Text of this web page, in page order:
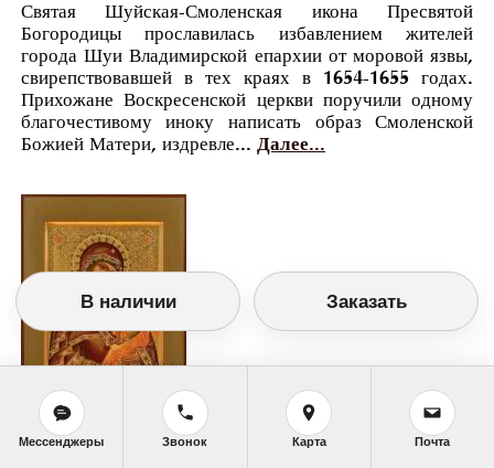
Святая Шуйская-Смоленская икона Пресвятой
Богородицы прославилась избавлением жителей
города Шуи Владимирской епархии от моровой язвы,
свирепствовавшей в тех краях в 1654-1655 годах.
Прихожане Воскресенской церкви поручили одному
благочестивому иноку написать образ Смоленской
Божией Матери, издревле... Далее...
Православный календарь
В наличии Заказать
Мессенджеры Звонок Карта Почта